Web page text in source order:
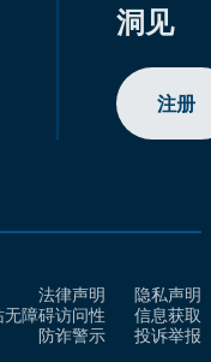
洞见
注册
法律声明
隐私声明
无障碍访问性
信息获取
防诈警示
投诉举报